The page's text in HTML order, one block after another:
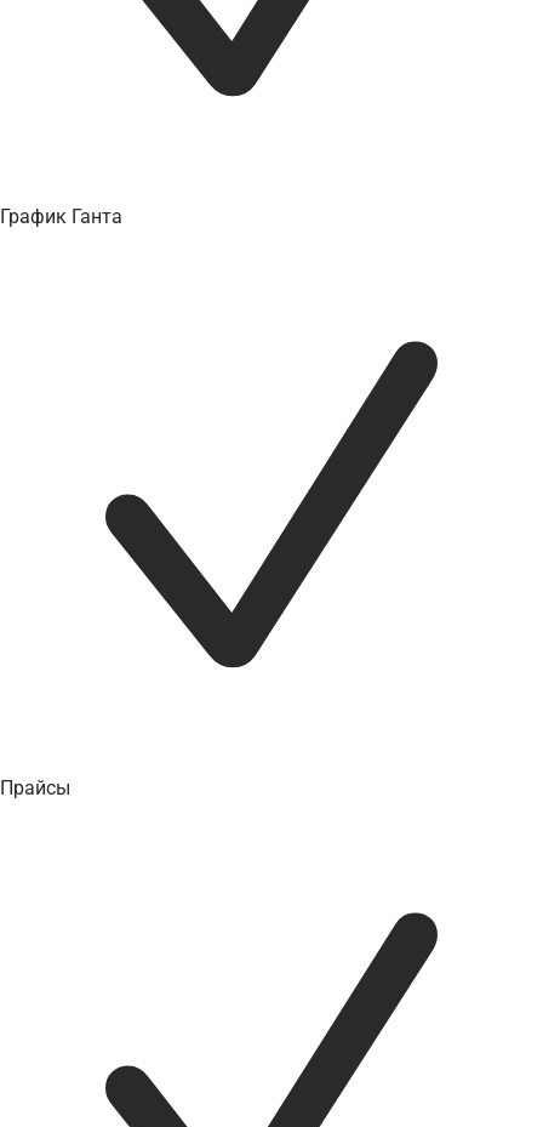
График Ганта
Прайсы